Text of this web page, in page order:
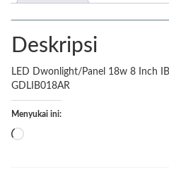
MG-
GDLIB018AR
Deskripsi
LED Dwonlight/Panel 18w 8 Inch
GDLIB018AR
Menyukai ini:
Memuat...